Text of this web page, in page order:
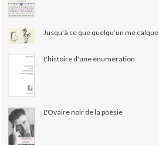
Jusqu’à ce que quelqu’un me calque
L'histoire d'une énumération
L'Ovaire noir de la poésie